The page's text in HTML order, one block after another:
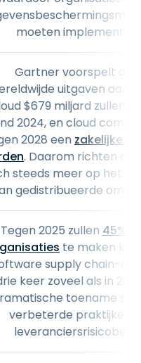
moeten
Gartner voorspelt dat
uitgaven aan
$679 miljard zullen
2024, en cloud
2028 een zakelijke
. Daarom richten
steeds meer op het
gedistribueerde
Tegen 2025 zullen 45%
te maken
supply chain-
keer zoveel als in
toename
verbeterde praktijken